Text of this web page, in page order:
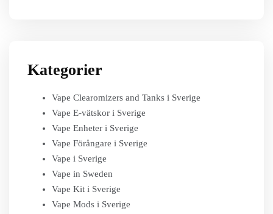
Kategorier
Vape Clearomizers and Tanks i Sverige
Vape E-vätskor i Sverige
Vape Enheter i Sverige
Vape Förångare i Sverige
Vape i Sverige
Vape in Sweden
Vape Kit i Sverige
Vape Mods i Sverige